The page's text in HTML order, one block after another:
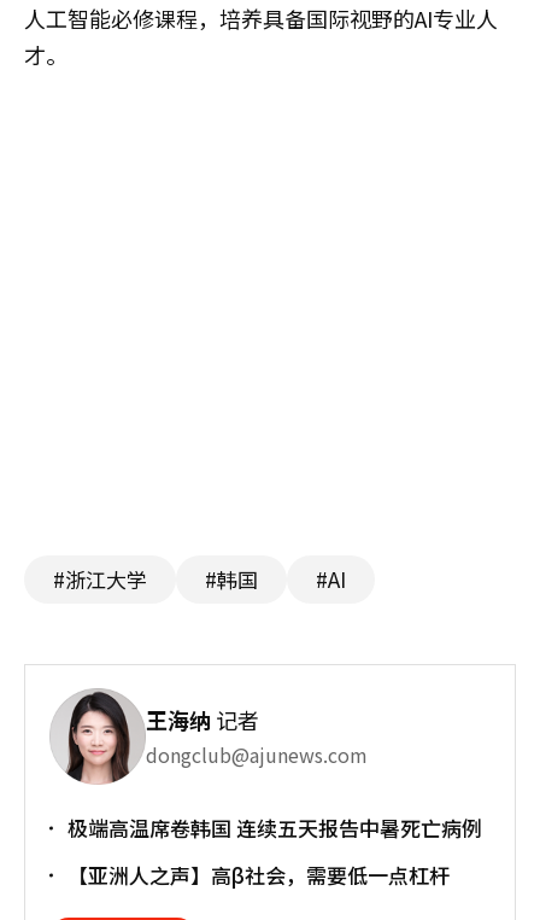
人工智能必修课程，培养具备国际视野的AI专业人
才。
#浙江大学 #韩国 #AI
王海纳 记者
dongclub@ajunews.com
极端高温席卷韩国 连续五天报告中暑死亡病例
【亚洲人之声】高β社会，需要低一点杠杆